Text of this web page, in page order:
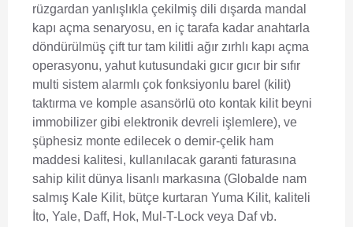
rüzgardan yanlışlıkla çekilmiş dili dışarda mandal
kapı açma senaryosu, en iç tarafa kadar anahtarla
döndürülmüş çift tur tam kilitli ağır zırhlı kapı açma
operasyonu, yahut kutusundaki gıcır gıcır bir sıfır
multi sistem alarmlı çok fonksiyonlu barel (kilit)
taktırma ve komple asansörlü oto kontak kilit beyni
immobilizer gibi elektronik devreli işlemlere), ve
şüphesiz monte edilecek o demir-çelik ham
maddesi kalitesi, kullanılacak garanti faturasına
sahip kilit dünya lisanlı markasına (Globalde nam
salmış Kale Kilit, bütçe kurtaran Yuma Kilit, kaliteli
İto, Yale, Daff, Hok, Mul-T-Lock veya Daf vb.